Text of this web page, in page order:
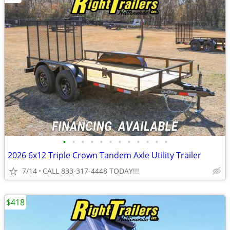
• • • • • • • • • • • •
2026 6x12 Triple Crown Tandem Axle Utility Trailer
7/14 CALL 833-317-4448 TODAY!!!
$418